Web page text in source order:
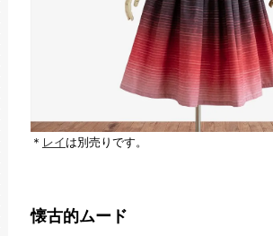
＊ レイ は別売りです。
懐古的ムード